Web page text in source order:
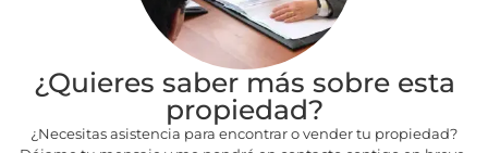
¿Quieres saber más sobre esta
propiedad?
¿Necesitas asistencia para encontrar o vender tu propiedad?